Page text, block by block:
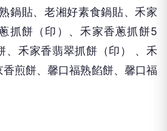
鍋貼、老湘好素食鍋貼、禾家
抓餅（印）、禾家香蔥抓餅5
、禾家香翡翠抓餅（印） 、禾
煎餅、馨口福熟餡餅、馨口福